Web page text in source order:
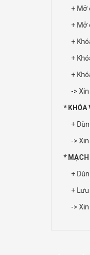
+ Mở
+ Mở
+
+
+
-> Xin
* KHÓA
+
-> Xin
* MẠCH
+
+ Lưu
-> Xin